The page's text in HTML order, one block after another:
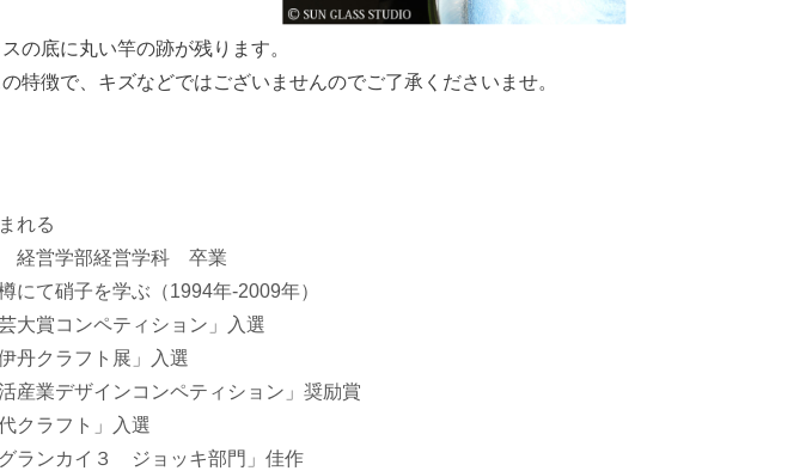
の底に丸い竿の跡が残ります。
特徴で、キズなどではございませんのでご了承くださいませ。
れる
経営学部経営学科 卒業
にて硝子を学ぶ（1994年-2009年）
芸大賞コンペティション」入選
丹クラフト展」入選
活産業デザインコンペティション」奨励賞
クラフト」入選
グランカイ３ ジョッキ部門」佳作